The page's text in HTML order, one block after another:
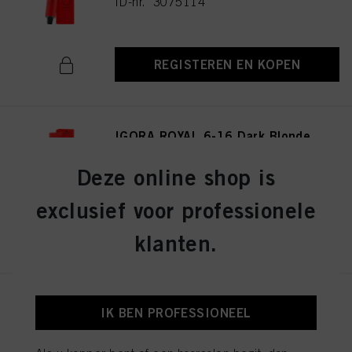
REGISTEREN EN KOPEN
IGORA ROYAL 6-16 Dark Blonde
ID-nr. 3075141
REGISTEREN EN KOPEN
Blonde Cendré Violet 60ml
Deze online shop is
exclusief voor professionele
klanten.
IK BEN PROFESSIONEEL